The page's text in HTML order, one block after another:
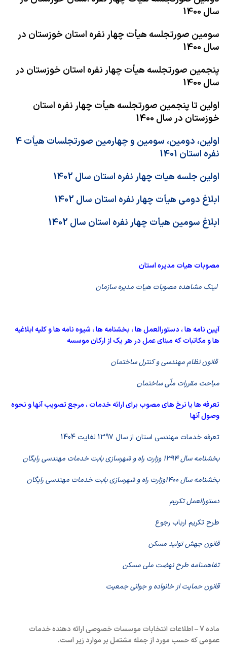
سال 1400
سومین صورتجلسه هیأت چهار نفره استان خوزستان در
سال 1400
پنجمین صورتجلسه هیأت چهار نفره استان خوزستان در
سال 1400
اولین تا پنجمین صورتجلسه هیأت چهار نفره استان
خوزستان در سال 1400
اولین، دومین، سومین و چهارمین صورتجلسات هیأت 4
نفره استان 1401
اولین جلسه هیات چهار نفره استان سال 1402
ابلاغ دومی هیأت چهار نفره استان سال 1402
ابلاغ سومین هیأت چهار نفره استان سال 1402
مصوبات هیات مدیره استان
لینک مشاهده مصوبات هیات مدیره سازمان
آیین نامه ها ، دستورالعمل ها ، بخشنامه ها ، شیوه نامه ها و کلیه ابلاغیه
ها و مکاتبات که مبنای عمل در هر یک از ارکان موسسه
قانون نظام مهندسی و کنترل ساختمان
مباحث مقررات ملّی ساختمان
تعرفه ها یا نرخ های مصوب برای ارائه خدمات ، مرجع تصویب آنها و نحوه
وصول آنها
تعرفه خدمات مهندسی استان از سال 1397 لغایت 1404
بخشنامه سال ۱۳۹۴ وزارت راه و شهرسازی بابت خدمات مهندسی رایگان
بخشنامه سال ۱۴۰۰وزارت راه و شهرسازی بابت خدمات مهندسی رایگان
دستورالعمل تکریم
طرح تکریم ارباب رجوع
قانون جهش تولید مسکن
تفاهمنامه طرح نهضت ملی مسکن
قانون حمایت از خانواده و جوانی جمعیت
ماده 7 – اطلاعات انتخابات موسسات خصوصی ارائه دهنده خدمات
عمومی که حسب مورد از جمله مشتمل بر موارد زیر است.